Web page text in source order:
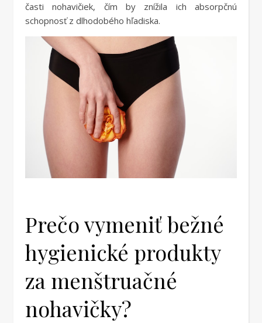
časti nohavičiek, čím by znížila ich absorpčnú
schopnosť z dlhodobého hľadiska.
Prečo vymeniť bežné
hygienické produkty
za menštruačné
nohavičky?